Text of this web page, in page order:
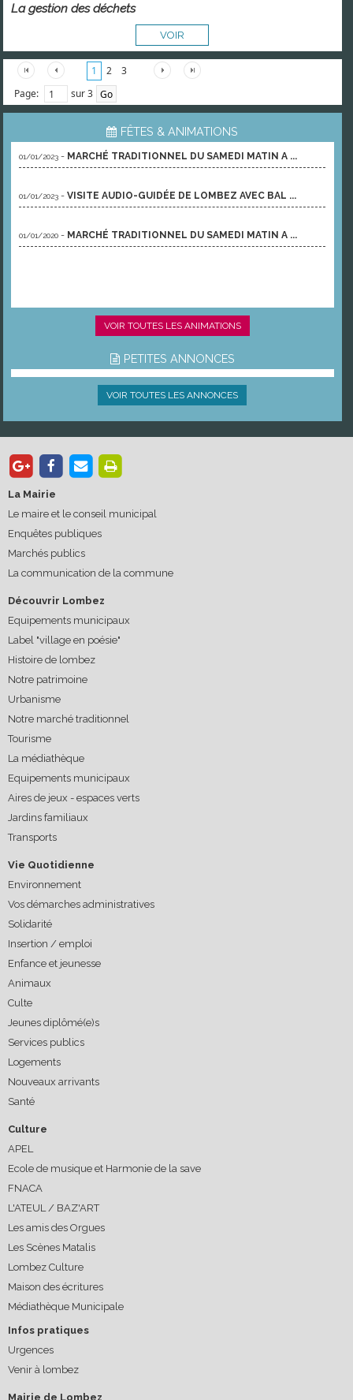
La gestion des déchets
VOIR
1 2
3
Page:
sur 3
FÊTES & ANIMATIONS
01/01/2023 - MARCHÉ TRADITIONNEL DU SAMEDI MATIN A ...
01/01/2023 -VISITE AUDIO-GUIDÉE DE LOMBEZ AVEC BAL ...
01/01/2020 - MARCHÉ TRADITIONNEL DU SAMEDI MATIN A ...
VOIR TOUTES LES ANIMATIONS
PETITES ANNONCES
VOIR TOUTES LES ANNONCES
La Mairie
Le maire et le conseil municipal
Enquêtes publiques
Marchés publics
La communication de la commune
Découvrir Lombez
Equipements municipaux
Label "village en poésie"
Histoire de lombez
Notre patrimoine
Urbanisme
Notre marché traditionnel
Tourisme
La médiathèque
Equipements municipaux
Aires de jeux - espaces verts
Jardins familiaux
Transports
Vie Quotidienne
Environnement
Vos démarches administratives
Solidarité
Insertion / emploi
Enfance et jeunesse
Animaux
Culte
Jeunes diplômé(e)s
Services publics
Logements
Nouveaux arrivants
Santé
Culture
APEL
Ecole de musique et Harmonie de la save
FNACA
L'ATEUL / BAZ'ART
Les amis des Orgues
Les Scènes Matalis
Lombez Culture
Maison des écritures
Médiathèque Municipale
Infos pratiques
Urgences
Venir à lombez
Mairie de Lombez